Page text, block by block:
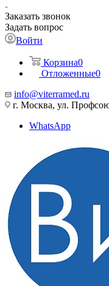
Заказать звонок
Задать вопрос
Войти
Корзина0
Отложенные0
info@viterramed.ru
г. Москва, ул.
WhatsApp